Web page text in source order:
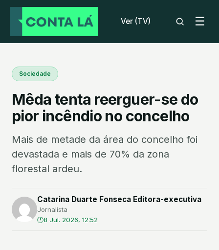
Ver (TV) ☰
Sociedade
Mêda tenta reerguer-se do
pior incêndio no concelho
Mais de metade da área do concelho foi
devastada e mais de 70% da zona
florestal ardeu.
Catarina Duarte Fonseca Editora-executiva
Jornalista
8 Jul. 2026, 12:52